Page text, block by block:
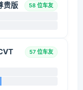
贵版 58 位车友
57 位车友